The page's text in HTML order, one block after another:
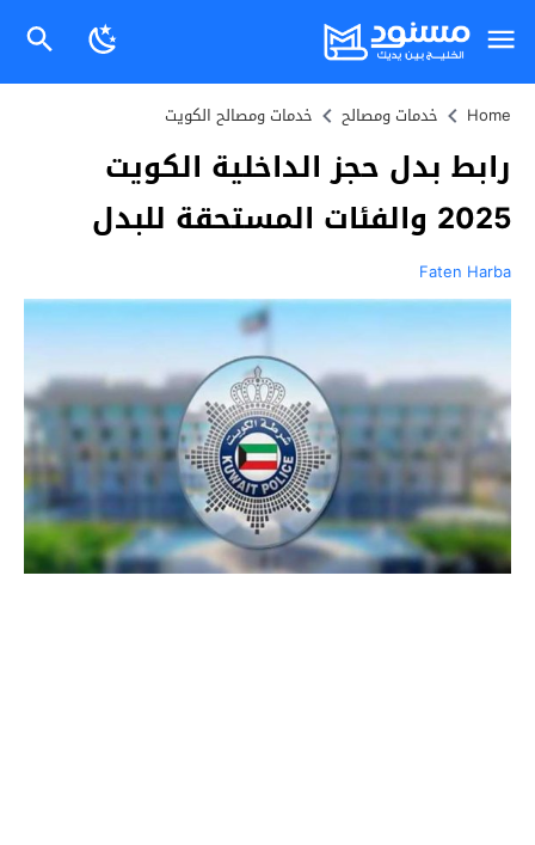
Home خدمات ومصالح خدمات ومصالح الكويت
رابط بدل حجز الداخلية الكويت
2025 والفئات المستحقة للبدل
Faten Harba